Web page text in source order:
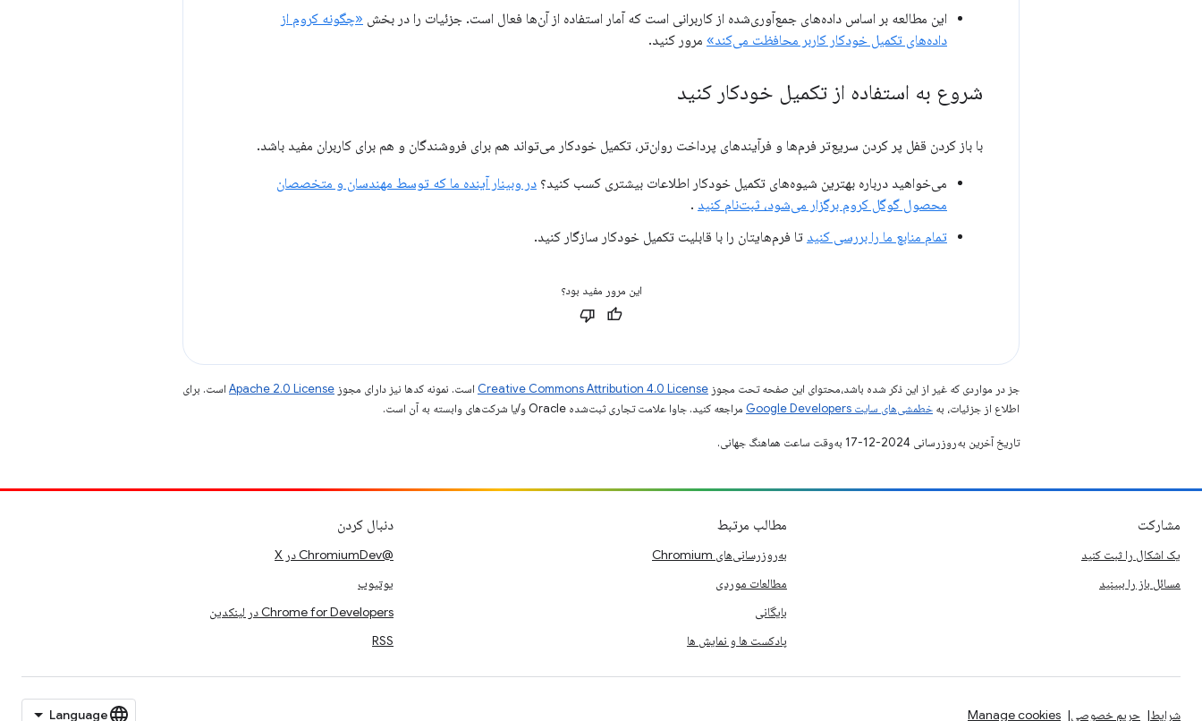
این مطالعه بر اساس داده‌های جمع‌آوری‌شده از کاربرانی است که آمار استفاده از آن‌ها فعال است. جزئیات را در بخش «چگونه کروم از
داده‌های تکمیل خودکار کاربر محافظت می‌کند» مرور کنید.
شروع به استفاده از تکمیل خودکار کنید
با باز کردن قفل پر کردن سریع‌تر فرم‌ها و فرآیندهای پرداخت روان‌تر، تکمیل خودکار می‌تواند هم برای فروشندگان و هم برای کاربران مفید باشد.
می‌خواهید درباره بهترین شیوه‌های تکمیل خودکار اطلاعات بیشتری کسب کنید؟ در وبینار آینده ما که توسط مهندسان و متخصصان
محصول گوگل کروم برگزار می‌شود، ثبت‌نام کنید .
تمام منابع ما را بررسی کنید تا فرم‌هایتان را با قابلیت تکمیل خودکار سازگار کنید.
این مرور مفید بود؟
جز در مواردی که غیر از این ذکر شده باشد،‌محتوای این صفحه تحت مجوز Creative Commons Attribution 4.0 License است. نمونه کدها نیز دارای مجوز Apache 2.0 License است. برای
اطلاع از جزئیات، به خطمشی‌های سایت Google Developers‏ مراجعه کنید. جاوا علامت تجاری ثبت‌شده Oracle و/یا شرکت‌های وابسته به آن است.
تاریخ آخرین به‌روزرسانی 2024-12-17 به‌وقت ساعت هماهنگ جهانی.
مشارکت
یک اشکال را ثبت کنید
مسائل باز را ببینید
مطالب مرتبط
به‌روزرسانی‌های Chromium
مطالعات موردی
بایگانی
پادکست ها و نمایش ها
دنبال کردن
@ChromiumDev در X
یوتیوب
Chrome for Developers در لینکدین
RSS
شرایط حریم خصوصی Manage cookies